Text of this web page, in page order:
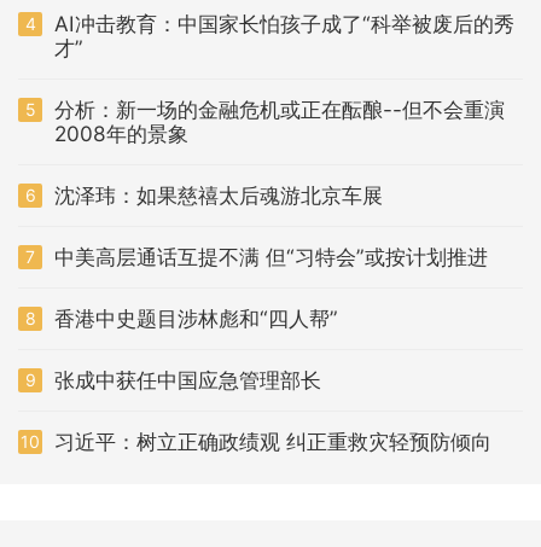
4
AI冲击教育：中国家长怕孩子成了“科举被废后的秀
才”
5
分析：新一场的金融危机或正在酝酿--但不会重演
2008年的景象
6 沈泽玮：如果慈禧太后魂游北京车展
7 中美高层通话互提不满 但“习特会”或按计划推进
8 香港中史题目涉林彪和“四人帮”
9 张成中获任中国应急管理部长
10 习近平：树立正确政绩观 纠正重救灾轻预防倾向